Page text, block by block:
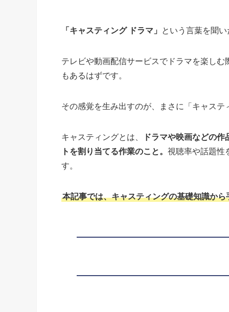
「キャスティング ドラマ」 という言葉を聞
テレビや動画配信サービスでドラマを楽し
もあるはずです。
その感覚を生み出すのが、まさに「キャステ
キャスティングとは、
ドラマや映画などの
トを割り当てる作業のこと。 視聴率や話題性
す。
本記事では、キャスティングの基礎知識か